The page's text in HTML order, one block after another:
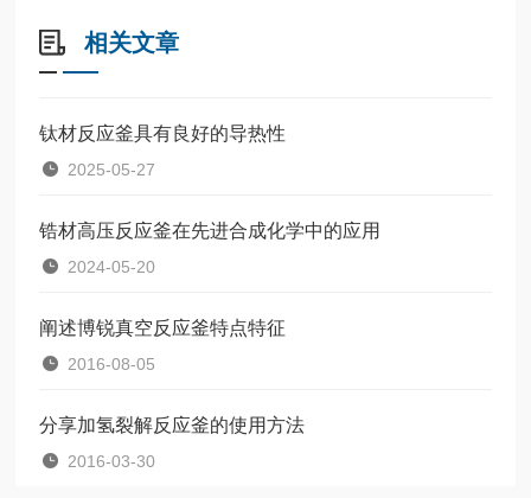
相关文章
钛材反应釜具有良好的导热性
2025-05-27
锆材高压反应釜在先进合成化学中的应用
2024-05-20
阐述博锐真空反应釜特点特征
2016-08-05
分享加氢裂解反应釜的使用方法
2016-03-30